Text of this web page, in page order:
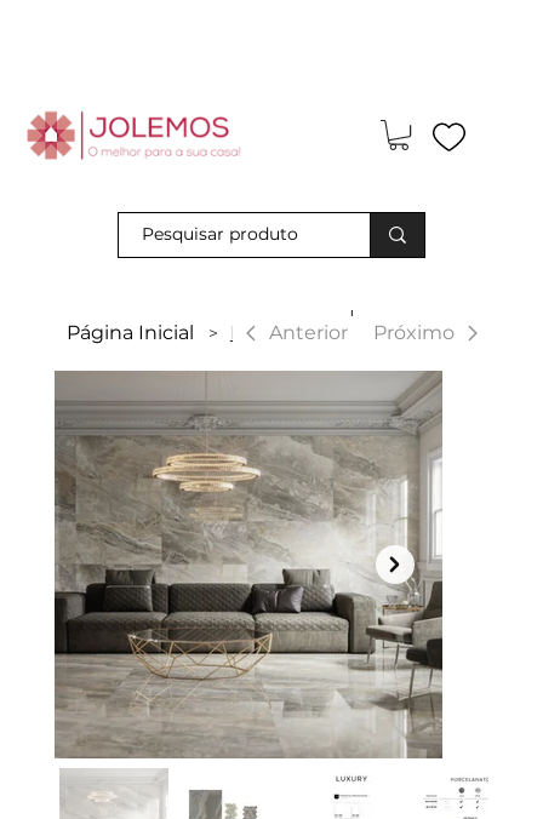
Página Inicial > LuxuryAnterior Próximo